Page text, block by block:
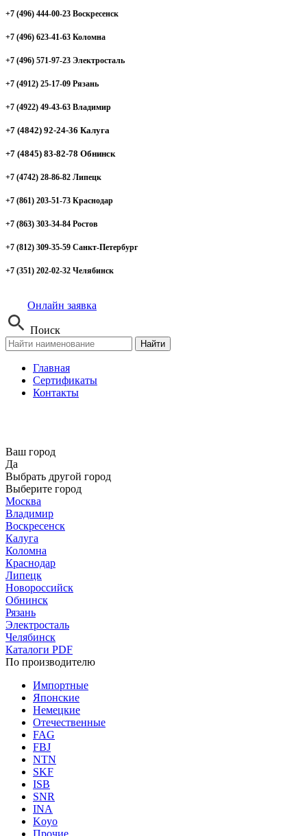
+7 (496) 444-00-23 Воскресенск
+7 (496) 623-41-63 Коломна
+7 (496) 571-97-23 Электросталь
+7 (4912) 25-17-09 Рязань
+7 (4922) 49-43-63 Владимир
+7 (4842) 92-24-36 Калуга
+7 (4845) 83-82-78 Обнинск
+7 (4742) 28-86-82 Липецк
+7 (861) 203-51-73 Краснодар
+7 (863) 303-34-84 Ростов
+7 (812) 309-35-59 Санкт-Петербург
+7 (351) 202-02-32 Челябинск
Онлайн заявка
Поиск
Найти
Главная
Сертификаты
Контакты
Ваш город
Да
Выбрать другой город
Выберите город
Москва
Владимир
Воскресенск
Калуга
Коломна
Краснодар
Липецк
Новороссийск
Обнинск
Рязань
Электросталь
Челябинск
Каталоги PDF
По производителю
Импортные
Японские
Немецкие
Отечественные
FAG
FBJ
NTN
SKF
ISB
SNR
INA
Koyo
Прочие